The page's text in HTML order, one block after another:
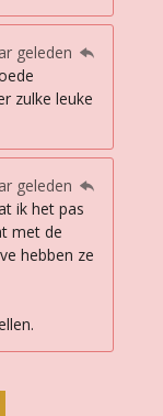
geleden
zulke leuke
geleden
ik het pas
met de
hebben ze